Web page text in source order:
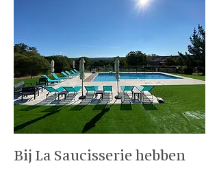
Bij La Saucisserie hebben